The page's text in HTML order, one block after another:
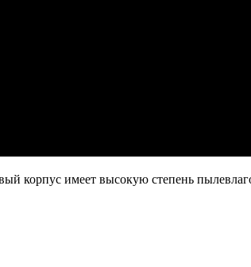
корпус имеет высокую степень